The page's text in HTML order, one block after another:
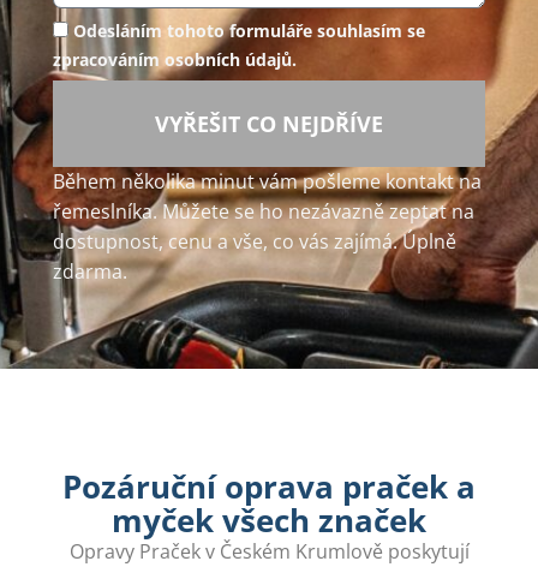
Odesláním tohoto formuláře souhlasím se
zpracováním osobních údajů.
VYŘEŠIT CO NEJDŘÍVE
Během několika minut vám pošleme kontakt na
řemeslníka. Můžete se ho nezávazně zeptat na
dostupnost, cenu a vše, co vás zajímá. Úplně
zdarma.
Pozáruční oprava praček a
myček všech značek
Opravy Praček v Českém Krumlově poskytují